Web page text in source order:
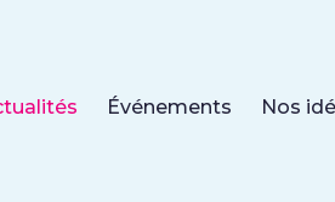
Événements Nos